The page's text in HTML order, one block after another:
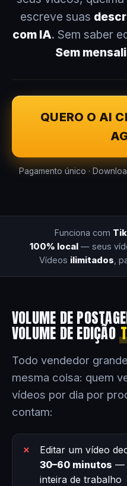
escreve suas
com IA. Sem saber
Sem
QUERO O AI
Pagamento único ·
Funciona com
100% local — seus
Vídeos ilimitados ,
VOLUME DE
VOLUME DE EDIÇÃO
Todo vendedor
mesma coisa: quem
vídeos por dia por
contam:
Editar um vídeo
30–60 minutos —
inteira de trabalho